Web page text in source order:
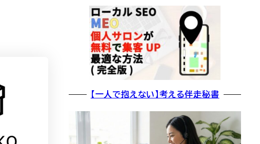
【一人で抱えない】考える伴走秘書